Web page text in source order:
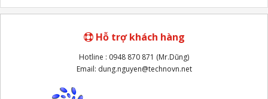
Hỗ trợ khách hàng
Hotline : 0948 870 871 (Mr.Dũng)
Email: dung.nguyen@technovn.net